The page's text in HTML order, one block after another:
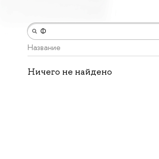
Название
Ничего не найдено